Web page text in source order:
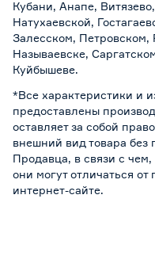
Кубани, Анапе,
Натухаевской,
Залесском, Петровском,
Называевске,
Куйбышеве.
*Все характеристики и
предоставлены
оставляет за собой
внешний вид товара без
Продавца, в связи с
они могут отличаться
интернет-сайте.